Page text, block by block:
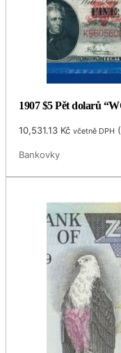
1907 $5 Pět dolarů
10,531.13 Kč včetně DPH (
Bankovky